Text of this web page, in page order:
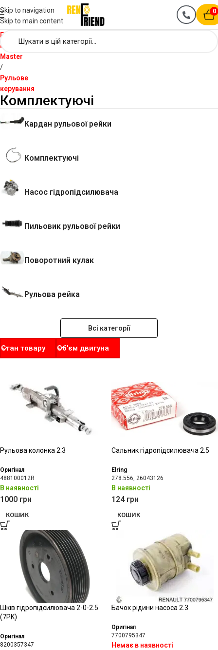
Skip to navigation
Skip to main content
0
Головна
Renault
Master
Рульове
керування
Комплектуючі
Кардан рульової рейки
Комплектуючі
Насос гідропідсилювача
Пильовик рульової рейки
Поворотний кулак
Рульова рейка
Всі категорії
Стан товару Об'єм двигуна
Рульова колонка 2.3
Оригінал
488100012R
В наявності
1000 грн
КОШИК
Сальник гідропідсилювача 2.5
Elring
278.556, 26043126
В наявності
124 грн
КОШИК
Шків гідропідсилювача 2-0-2.5
(7PK)
Оригінал
8200357347
Бачок рідини насоса 2.3
Оригінал
7700795347
Немає в наявності